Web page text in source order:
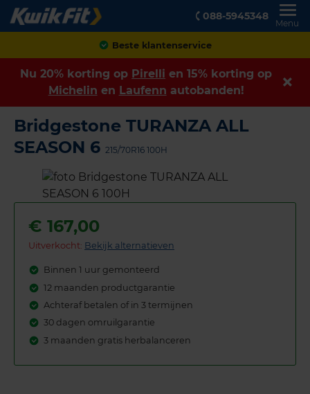
088-5945348
Menu
Achteraf betalen
Nu 20% korting op Pirelli en 15% korting op
Michelin en Laufenn autobanden!
Bridgestone TURANZA ALL
SEASON 6 215/70R16 100H
€ 167,00
Uitverkocht: Bekijk alternatieven
Binnen 1 uur gemonteerd
12 maanden productgarantie
Achteraf betalen of in 3 termijnen
30 dagen omruilgarantie
3 maanden gratis herbalanceren